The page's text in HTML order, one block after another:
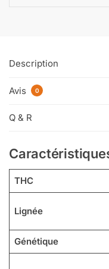
Description
Avis 0
Q & R
THC
Lignée
Génétique